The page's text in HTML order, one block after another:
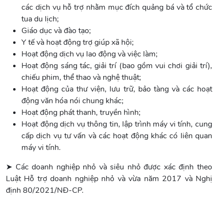
các dịch vụ hỗ trợ nhằm mục đích quảng bá và tổ chức
tua du lịch;
Giáo dục và đào tạo;
Y tế và hoạt động trợ giúp xã hội;
Hoạt động dịch vụ lao động và việc làm;
Hoạt động sáng tác, giải trí (bao gồm vui chơi giải trí),
chiếu phim, thể thao và nghệ thuật;
Hoạt động của thư viện, lưu trữ, bảo tàng và các hoạt
động văn hóa nói chung khác;
Hoạt động phát thanh, truyền hình;
Hoạt động dịch vụ thông tin, lập trình máy vi tính, cung
cấp dịch vụ tư vấn và các hoạt động khác có liên quan
máy vi tính.
➤ Các doanh nghiệp nhỏ và siêu nhỏ được xác định theo
Luật Hỗ trợ doanh nghiệp nhỏ và vừa năm 2017 và Nghị
định 80/2021/NĐ-CP.